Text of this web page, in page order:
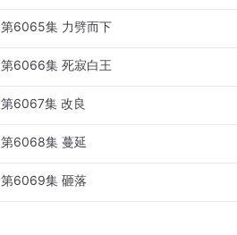
第6065集 力劈而下
第6066集 死寂白王
第6067集 改良
第6068集 蔓延
第6069集 砸落